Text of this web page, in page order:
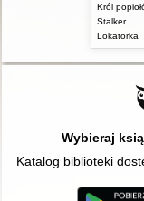
Król
Stalker
Lokatorka
Wybieraj
Katalog biblioteki